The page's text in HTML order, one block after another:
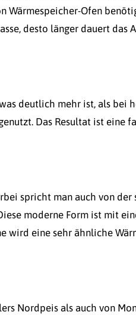
Wärmespeicher-Ofen
desto länger dauert das
deutlich mehr ist, als bei
Das Resultat ist eine
spricht man auch von der
moderne Form ist mit
wird eine sehr ähnliche
Nordpeis als auch von